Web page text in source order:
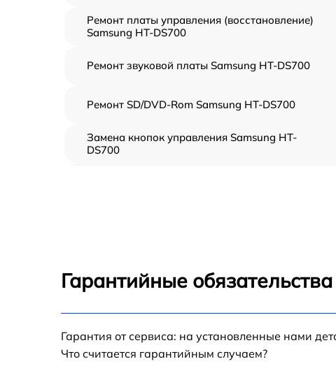
Ремонт платы управления (восстановление)
Samsung HT-DS700
Ремонт звуковой платы Samsung HT-DS700
Ремонт SD/DVD-Rom Samsung HT-DS700
Замена кнопок управления Samsung HT-
DS700
Гарантийные
Гарантия от сервиса: на установленные нами
Что считается гарантийным случаем?